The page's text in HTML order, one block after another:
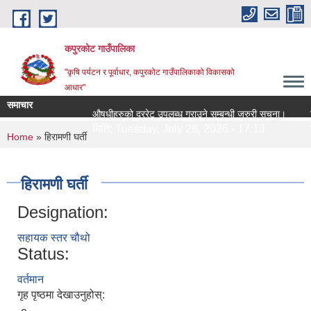
Skip to main content
कपुरकोट गाउँपालिका
"कृषि पर्यटन र पूर्वाधार, कपुरकोट गाउँपालिकाको विकासको
आधार"
समाचार
औषधीहरुको दररेट उपलब्ध गराउने सम्बन्धी जरुरी सूचना।
मिति:
You are here
Home » हिरामणी घर्ती
हिरामणी घर्ती
Designation:
सहायक स्तर चौथो
Status:
वर्तमान
गृह पृष्ठमा देखाउनुहोस्: